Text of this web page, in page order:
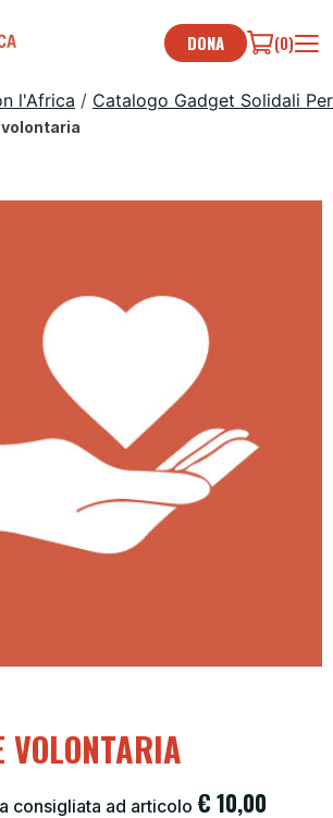
DONA (0)
l'Africa / Catalogo Gadget Solidali Per
VOLONTARIA
consigliata ad articolo €10,00